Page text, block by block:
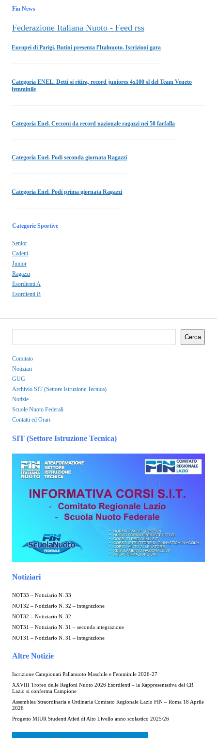
Fin News
Federazione Italiana Nuoto - Feed rss
Europei di Parigi. Butini presenta l'Italnuoto. Iscrizioni gara
Categoria ENEL. Detti si ritira, record juniores 4x100 sl del Team Veneto
femminile
Categoria Enel. Cecconi da record nazionale ragazzi nei 50 farfalla
Categoria Enel. Podi seconda giornata Ragazzi
Categoria Enel. Podi prima giornata Ragazzi
Categorie Sportive
Senior
Cadetti
Junior
Ragazzi
Esordienti A
Esordienti B
Cerca
Comitato
Notiziari
GUG
Archivio SIT (Settore Istruzione Tecnica)
Notizie
Scuole Nuoto Federali
Contatti ed Orari
SIT (Settore Istruzione Tecnica)
Notiziari
NOT33 – Notiziario N. 33
NOT32 – Notiziario N. 32 – integrazione
NOT32 – Notiziario N. 32
NOT31 – Notiziario N. 31 – seconda integrazione
NOT31 – Notiziario N. 31 – integrazione
Altre Notizie
Iscrizione Campionati Pallanuoto Maschile e Femminile 2026-27
XXVIII Trofeo delle Regioni Nuoto 2026 Esordienti – la Rappresentativa del CR
Lazio si conferma Campione
Assemblea Straordinaria e Ordinaria Comitato Regionale Lazio FIN – Roma 18 Aprile
2026
Progetto MIUR Studenti Atleti di Alto Livello anno scolastico 2025/26